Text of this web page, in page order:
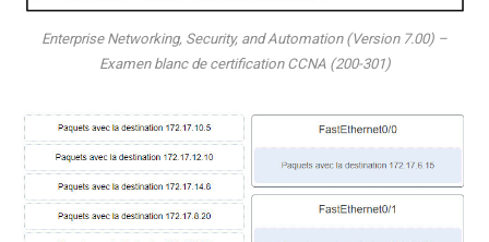
Enterprise Networking, Security, and Automation (Version 7.00) –
Examen blanc de certification CCNA (200-301)